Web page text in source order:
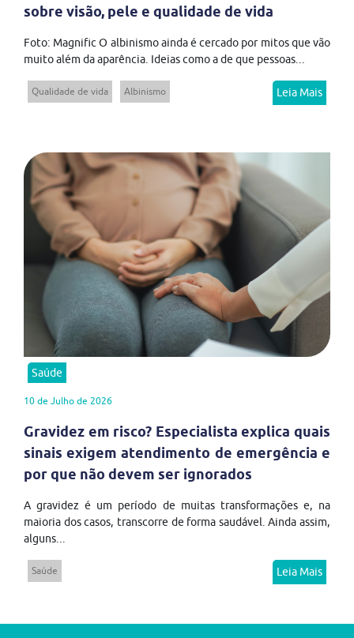
sobre visão, pele e qualidade de vida
Foto: Magnific O albinismo ainda é cercado por mitos que vão
muito além da aparência. Ideias como a de que pessoas...
Qualidade de vida Albinismo Leia Mais
Saúde
10 de Julho de 2026
Gravidez em risco? Especialista explica quais
sinais exigem atendimento de emergência e
por que não devem ser ignorados
A gravidez é um período de muitas transformações e, na
maioria dos casos, transcorre de forma saudável. Ainda assim,
alguns...
Saúde Leia Mais